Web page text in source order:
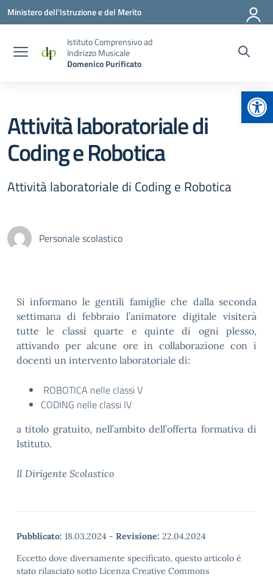
Vai ai contenuti
Vai al menu di navigazione
Vai al footer
Ministero dell'Istruzione e del Merito
Istituto Comprensivo ad
Indirizzo Musicale
Domenico Purificato
Attività laboratoriale di
Coding e Robotica
Attività laboratoriale di Coding e Robotica
Personale scolastico
Si informano le gentili famiglie che dalla seconda
settimana di febbraio l’animatore digitale visiterà
tutte le classi quarte e quinte di ogni plesso,
attivando per alcune ore in collaborazione con i
docenti un intervento laboratoriale di:
ROBOTICA nelle classi V
CODING nelle classi IV
a titolo gratuito, nell’ambito dell’offerta formativa di
Istituto.
Il Dirigente Scolastico
Pubblicato: 18.03.2024 - Revisione: 22.04.2024
Eccetto dove diversamente specificato, questo articolo è
stato rilasciato sotto Licenza Creative Commons